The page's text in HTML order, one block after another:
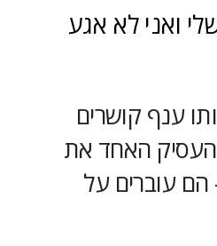
לא אגע
את
על